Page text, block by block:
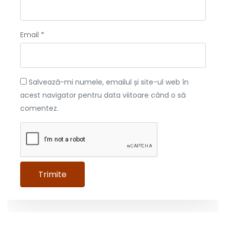
Email *
Salvează-mi numele, emailul și site-ul web în
acest navigator pentru data viitoare când o să
comentez.